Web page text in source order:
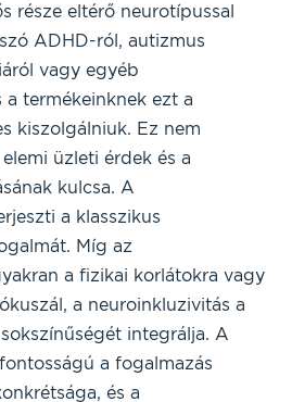
része eltérő neurotípussal
ADHD-ról, autizmus
vagy egyéb
termékeinknek ezt a
kiszolgálniuk. Ez nem
üzleti érdek és a
kulcsa. A
a klasszikus
Míg az
a fizikai korlátokra vagy
a neuroinkluzivitás a
integrálja. A
a fogalmazás
és a